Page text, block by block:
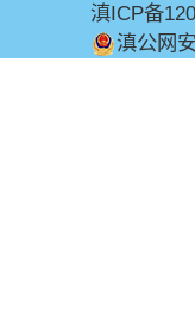
滇ICP备
滇公网